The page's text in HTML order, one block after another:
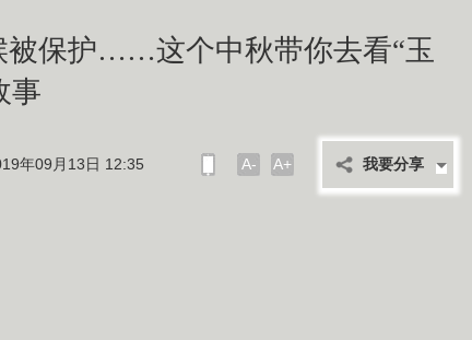
被保护……这个中秋带你去看“玉
事
年09月13日 12:35 A- A+ 我要分享